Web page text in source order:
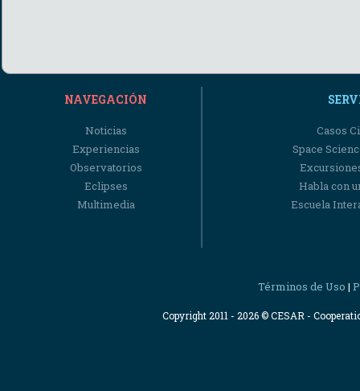
NAVEGACIÓN
Noticias
Experiencias
Observatorios
Eclipses
Multimedia
Casos
Space
Habla con
Escuela
Términos de Uso |
Copyright 2011 - 2026 © CESAR -